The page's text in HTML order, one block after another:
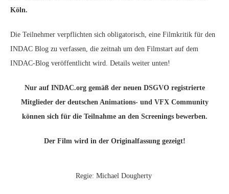
Köln.
Die Teilnehmer verpflichten sich obligatorisch, eine Filmkritik für den
INDAC Blog zu verfassen, die zeitnah um den Filmstart auf dem
INDAC-Blog veröffentlicht wird. Details weiter unten!
Nur auf INDAC.org gemäß der neuen DSGVO registrierte
Mitglieder der deutschen Animations- und VFX Community
können sich für die Teilnahme an den Screenings bewerben.
Der Film wird in der Originalfassung gezeigt!
Regie: Michael Dougherty